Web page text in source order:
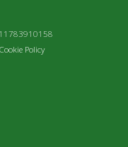
Cookie Policy